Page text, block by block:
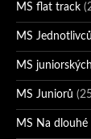
MS flat track
MS Jednotlivců
MS
MS Juniorů
MS Na dlouhé